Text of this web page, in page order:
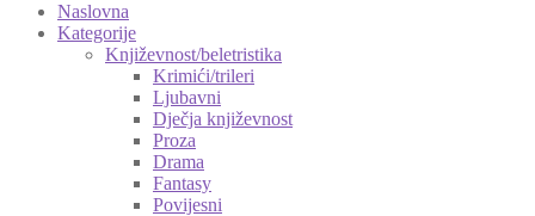
Naslovna
Kategorije
Književnost/beletristika
Krimići/trileri
Ljubavni
Dječja književnost
Proza
Drama
Fantasy
Povijesni